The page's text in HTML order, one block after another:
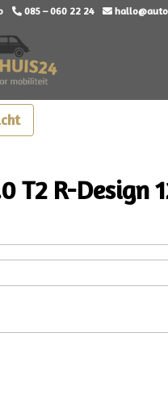
085 – 060 22 24
T2 R-Design